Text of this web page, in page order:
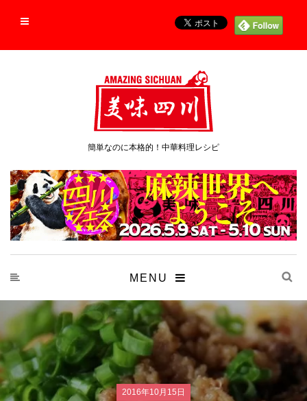
簡単なのに本格的！中華料理レシピ
MENU
2016年10月15日